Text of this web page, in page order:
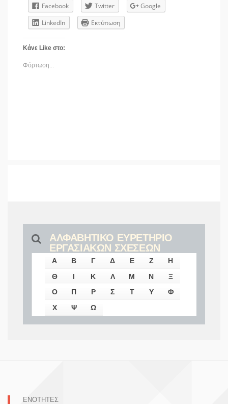
Facebook Twitter
Google
LinkedIn
Εκτύπωση
Κάνε Like στο:
Φόρτωση...
ΑΛΦΑΒΗΤΙΚΟ ΕΥΡΕΤΗΡΙΟ
ΕΡΓΑΣΙΑΚΩΝ ΣΧΕΣΕΩΝ
Α Β Γ Δ Ε Ζ
Η
Θ
Ι Κ Λ Μ Ν
Ξ
Ο
Π Ρ Σ Τ Υ
Φ
Χ
Ψ Ω
ΕΝΟΤΗΤΕΣ